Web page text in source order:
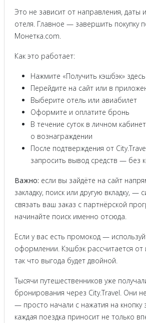
Это не зависит от направления, даты
отеля. Главное — завершить покупку
Монетка.com.
Как это работает:
Нажмите «Получить кэшбэк» здесь
Перейдите на сайт или в
Выберите отель или авиабилет
Оформите и оплатите бронь
В течение суток в личном
о вознаграждении
После подтверждения от
запросить вывод средств — без
Важно: если вы зайдёте на сайт
закладку, поиск или другую вкладку, —
связать ваш заказ с партнёрской
начинайте поиск именно отсюда.
Если у вас есть промокод —
оформлении. Кэшбэк рассчитается
так что выгода будет двойной.
Тысячи путешественников уже
бронирования через City.Travel. Они
— просто начали с нажатия на кнопку
каждая поездка приносит не только